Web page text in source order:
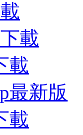
載
載
最新版
載